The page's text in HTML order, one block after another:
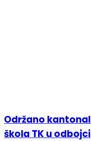
Održano
škola TK u odbojci